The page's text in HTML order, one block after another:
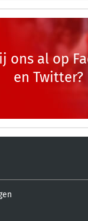
ons al op
en Twitter?